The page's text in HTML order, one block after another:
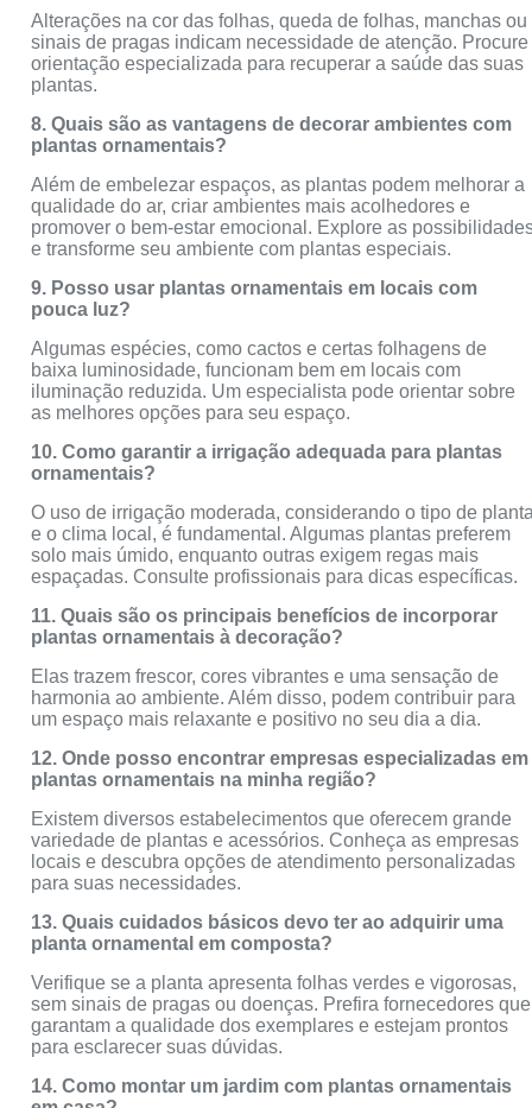
Alterações na cor das folhas, queda de folhas, manchas ou
sinais de pragas indicam necessidade de atenção. Procure
orientação especializada para recuperar a saúde das suas
plantas.
8. Quais são as vantagens de decorar ambientes com
plantas ornamentais?
Além de embelezar espaços, as plantas podem melhorar a
qualidade do ar, criar ambientes mais acolhedores e
promover o bem-estar emocional. Explore as
e transforme seu ambiente com plantas especiais.
9. Posso usar plantas ornamentais em locais com
pouca luz?
Algumas espécies, como cactos e certas folhagens de
baixa luminosidade, funcionam bem em locais com
iluminação reduzida. Um especialista pode orientar sobre
as melhores opções para seu espaço.
10. Como garantir a irrigação adequada para plantas
ornamentais?
O uso de irrigação moderada, considerando o tipo de
e o clima local, é fundamental. Algumas plantas preferem
solo mais úmido, enquanto outras exigem regas mais
espaçadas. Consulte profissionais para dicas específicas.
11. Quais são os principais benefícios de incorporar
plantas ornamentais à decoração?
Elas trazem frescor, cores vibrantes e uma sensação de
harmonia ao ambiente. Além disso, podem contribuir para
um espaço mais relaxante e positivo no seu dia a dia.
12. Onde posso encontrar empresas especializadas em
plantas ornamentais na minha região?
Existem diversos estabelecimentos que oferecem grande
variedade de plantas e acessórios. Conheça as empresas
locais e descubra opções de atendimento personalizadas
para suas necessidades.
13. Quais cuidados básicos devo ter ao adquirir uma
planta ornamental em composta?
Verifique se a planta apresenta folhas verdes e vigorosas,
sem sinais de pragas ou doenças. Prefira fornecedores que
garantam a qualidade dos exemplares e estejam prontos
para esclarecer suas dúvidas.
14. Como montar um jardim com plantas ornamentais